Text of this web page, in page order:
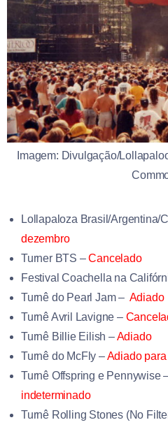
Imagem: Divulgação/
Lollapaloza Brasil/Argentina/
dezembro
Turner BTS –Cancelado
Festival Coachella na
Turnê do Pearl Jam – Adiado
Turnê Avril Lavigne –
Turnê Billie Eilish –Adiado
Turnê do McFly –Adiado
Turnê Offspring e Pennywise
indeterminado
Turnê Rolling Stones (No